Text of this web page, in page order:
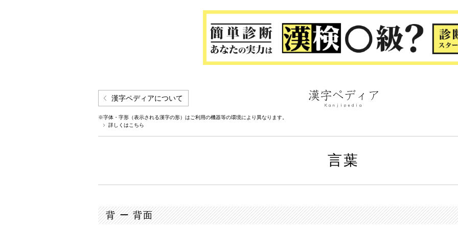
漢字ペディアについて
※字体・字形（表示される漢字の形）はご利用の機器等の環境により異なります。
詳しくはこちら
言葉
背 ー 背面